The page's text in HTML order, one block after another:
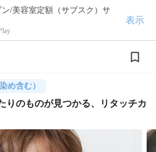
/美容室定額（サブスク）サ
表示
め含む）
りのものが見つかる、リタッチカ